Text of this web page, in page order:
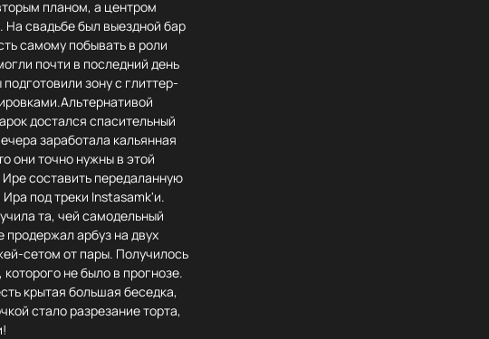
планом, а центром
свадьбе был выездной бар
самому побывать в роли
почти в последний день
зону с глиттер-
достался спасительный
заработала кальянная
они точно нужны в этой
составить передаланную
под треки Instasamk'и.
та, чей самодельный
продержал арбуз на двух
сетом от пары. Получилось
не было в прогнозе.
крытая большая беседка,
стало разрезание торта,